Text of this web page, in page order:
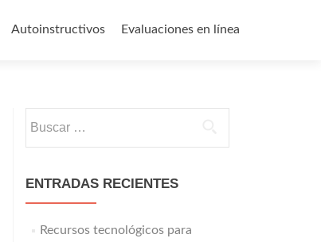
Autoinstructivos Evaluaciones en línea
ENTRADAS RECIENTES
Recursos tecnológicos para